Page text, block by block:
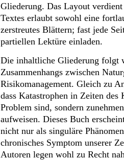
Gliederung. Das Layout
Textes erlaubt sowohl eine
zerstreutes Blättern; fast jede
partiellen Lektüre einladen.
Die inhaltliche Gliederung folgt
Zusammenhangs zwischen
Risikomanagement. Gleich zu
dass Katastrophen in Zeiten
Problem sind, sondern
aufweisen. Dieses Buch
nicht nur als singuläre
chronisches Symptom unserer
Autoren legen wohl zu Recht